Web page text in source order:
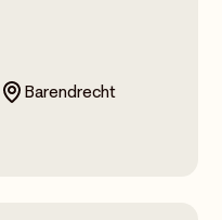
Barendrecht